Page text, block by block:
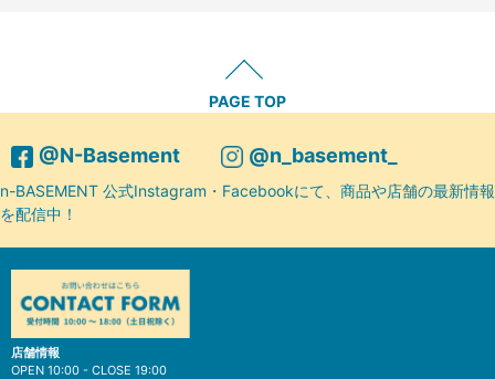
PAGE TOP
@N-Basement @n_basement_
n-BASEMENT 公式Instagram・Facebookにて、商品や店舗の最新情報
を配信中！
店舗情報
OPEN 10:00 - CLOSE 19:00